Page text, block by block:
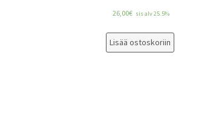
26,00€ sis alv 25.5%
Lisää ostoskoriin